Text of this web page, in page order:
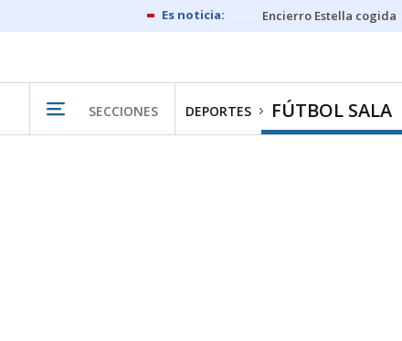
Encierro Estella cogida
SECCIONES DEPORTES FÚTBOL SALA